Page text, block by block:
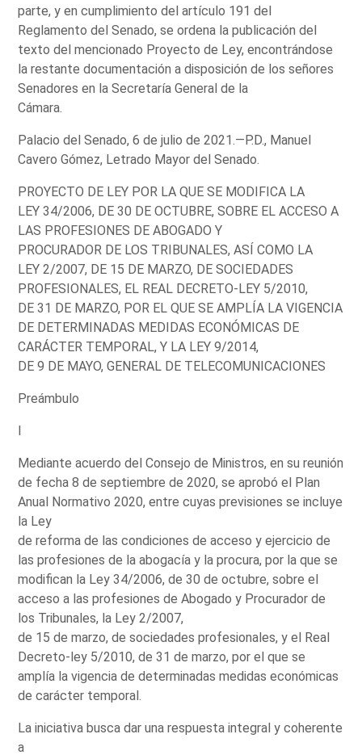
parte, y en cumplimiento del artículo 191 del
Reglamento del Senado, se ordena la publicación del
texto del mencionado Proyecto de Ley, encontrándose
la restante documentación a disposición de los señores
Senadores en la Secretaría General de la
Cámara.
Palacio del Senado, 6 de julio de 2021.—P.D., Manuel
Cavero Gómez, Letrado Mayor del Senado.
PROYECTO DE LEY POR LA QUE SE MODIFICA LA
LEY 34/2006, DE 30 DE OCTUBRE, SOBRE EL ACCESO A
LAS PROFESIONES DE ABOGADO Y
PROCURADOR DE LOS TRIBUNALES, ASÍ COMO LA
LEY 2/2007, DE 15 DE MARZO, DE SOCIEDADES
PROFESIONALES, EL REAL DECRETO-LEY 5/2010,
DE 31 DE MARZO, POR EL QUE SE AMPLÍA LA VIGENCIA
DE DETERMINADAS MEDIDAS ECONÓMICAS DE
CARÁCTER TEMPORAL, Y LA LEY 9/2014,
DE 9 DE MAYO, GENERAL DE TELECOMUNICACIONES
Preámbulo
I
Mediante acuerdo del Consejo de Ministros, en su reunión
de fecha 8 de septiembre de 2020, se aprobó el Plan
Anual Normativo 2020, entre cuyas previsiones se incluye
la Ley
de reforma de las condiciones de acceso y ejercicio de
las profesiones de la abogacía y la procura, por la que se
modifican la Ley 34/2006, de 30 de octubre, sobre el
acceso a las profesiones de Abogado y Procurador de
los Tribunales, la Ley 2/2007,
de 15 de marzo, de sociedades profesionales, y el Real
Decreto-ley 5/2010, de 31 de marzo, por el que se
amplía la vigencia de determinadas medidas económicas
de carácter temporal.
La iniciativa busca dar una respuesta integral y coherente
a